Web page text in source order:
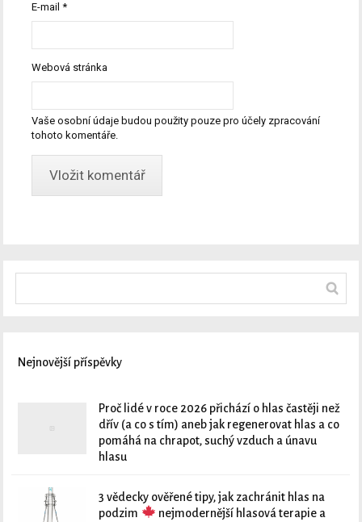
E-mail*
Webová stránka
Vaše osobní údaje budou použity pouze pro účely zpracování
tohoto komentáře.
Nejnovější příspěvky
Proč lidé v roce 2026 přichází o hlas častěji než
dřív (a co s tím) aneb jak regenerovat hlas a co
pomáhá na chrapot, suchý vzduch a únavu
hlasu
3 vědecky ověřené tipy, jak zachránit hlas na
podzim
nejmodernější hlasová terapie a